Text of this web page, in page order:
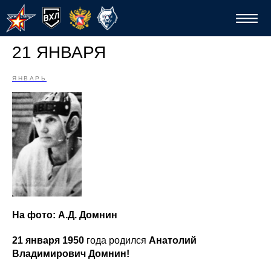
21 ЯНВАРЯ
ЯНВАРЬ
На фото: А.Д. Домнин
21 января 1950 года родился Анатолий
Владимирович Домнин!